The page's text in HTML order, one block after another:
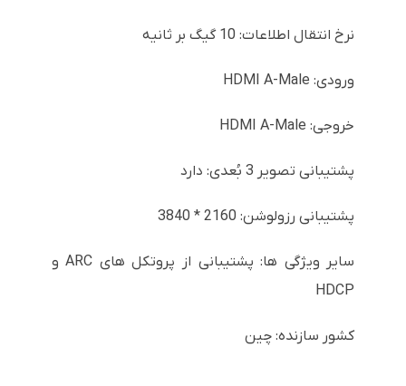
نرخ انتقال اطلاعات: 10 گیگ بر ثانیه
ورودی: HDMI A-Male
خروجی: HDMI A-Male
پشتیبانی تصویر 3 بُعدی: دارد
پشتیبانی رزولوشن: 2160 * 3840
سایر ویژگی ها: پشتیبانی از پروتکل های ARC و
HDCP
کشور سازنده: چین